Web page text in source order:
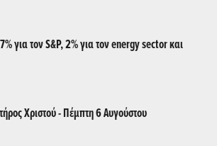
για τον energy sector και
Χριστού - Πέμπτη 6 Αυγούστου